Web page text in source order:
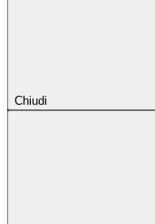
Chiudi